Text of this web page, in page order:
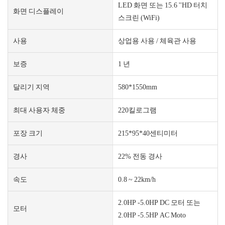
화면 디스플레이
LED 화면 또는 15.6 ''HD 터치
스크린 (WiFi)
사용 상업용 사용 / 체육관 사용
보증 1 년
달리기 지역 580*1550mm
최대 사용자 체중 220킬로그램
포장 크기 215*95*40센티미터
경사 22% 전동 경사
속도 0.8 ~ 22km/h
모터
2.0HP -5.0HP DC 모터 또는
2.0HP -5.5HP AC Moto